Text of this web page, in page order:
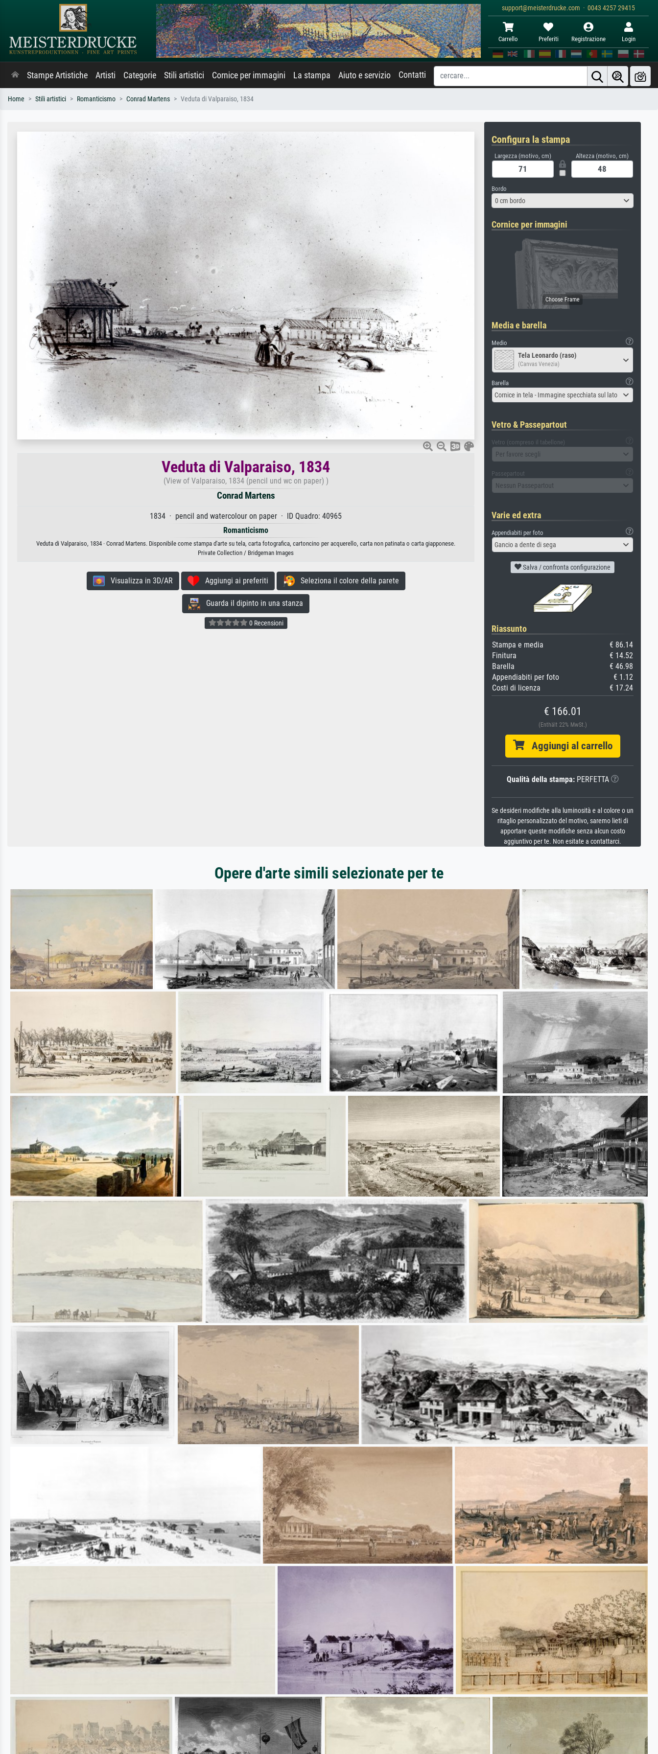
support@meisterdrucke.com · 0043 4257 29415
Carrello Preferiti Registrazione Login
Stampe Artistiche Artisti Categorie Stili artistici Cornice per immagini La stampa Aiuto e servizio Contatti
Home Stili artistici Romanticismo Conrad Martens Veduta di Valparaiso, 1834
Veduta di Valparaiso, 1834
(View of Valparaiso, 1834 (pencil und wc on paper) )
Conrad Martens
1834 · pencil and watercolour on paper · ID Quadro: 40965
Romanticismo
Veduta di Valparaiso, 1834 · Conrad Martens. Disponibile come stampa d'arte su tela, carta fotografica, cartoncino per acquerello, carta non patinata o carta giapponese.
Private Collection / Bridgeman Images
Visualizza in 3D/AR Aggiungi ai preferiti Seleziona il colore della parete
Guarda il dipinto in una stanza
0 Recensioni
Configura la stampa
Largezza (motivo, cm) Altezza (motivo, cm)
Bordo
0 cm bordo
Cornice per immagini
Media e barella
Medio
Tela Leonardo (raso)
(Canvas Venezia)
Barella
Cornice in tela - Immagine specchiata sul lato
Vetro & Passepartout
Vetro (compreso il tabellone)
Per favore scegli
Passepartout
Nessun Passepartout
Varie ed extra
Appendiabiti per foto
Gancio a dente di sega
Salva / confronta configurazione
Riassunto
Stampa e media
€ 86.14
Finitura
€ 14.52
Barella
€ 46.98
Appendiabiti per foto
€ 1.12
Costi di licenza
€ 17.24
€ 166.01
(Enthält 22% MwSt.)
Aggiungi al carrello
Qualità della stampa:PERFETTA
Se desideri modifiche alla luminosità e al colore o un
ritaglio personalizzato del motivo, saremo lieti di
apportare queste modifiche senza alcun costo
aggiuntivo per te. Non esitate a contattarci.
Opere d'arte simili selezionate per te